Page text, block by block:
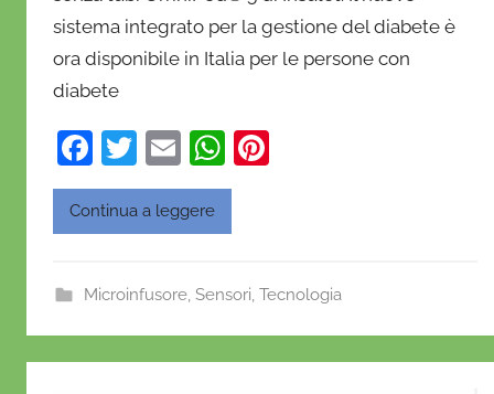
o
sistema integrato per la gestione del diabete è
ora disponibile in Italia per le persone con
diabete
F
a
c
b
o
T
w
itt
E
m
ai
W
h
A
p
st
Continua a leggere
Microinfusore, Sensori, Tecnologia